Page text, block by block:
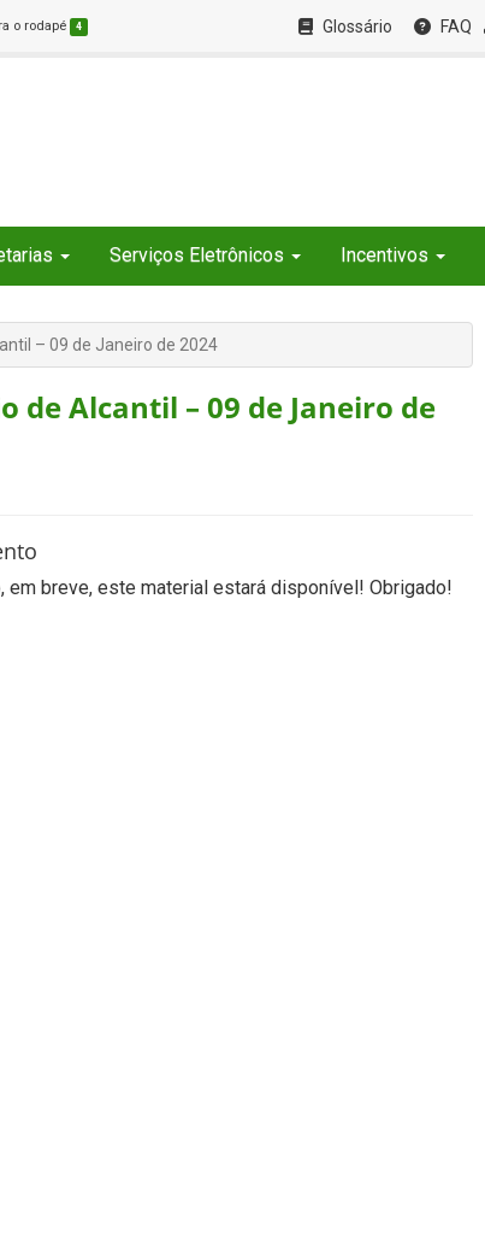
o rodapé 4 Glossário FAQ
Serviços Eletrônicos Incentivos
– 09 de Janeiro de 2024
de Alcantil – 09 de Janeiro de
breve, este material estará disponível! Obrigado!